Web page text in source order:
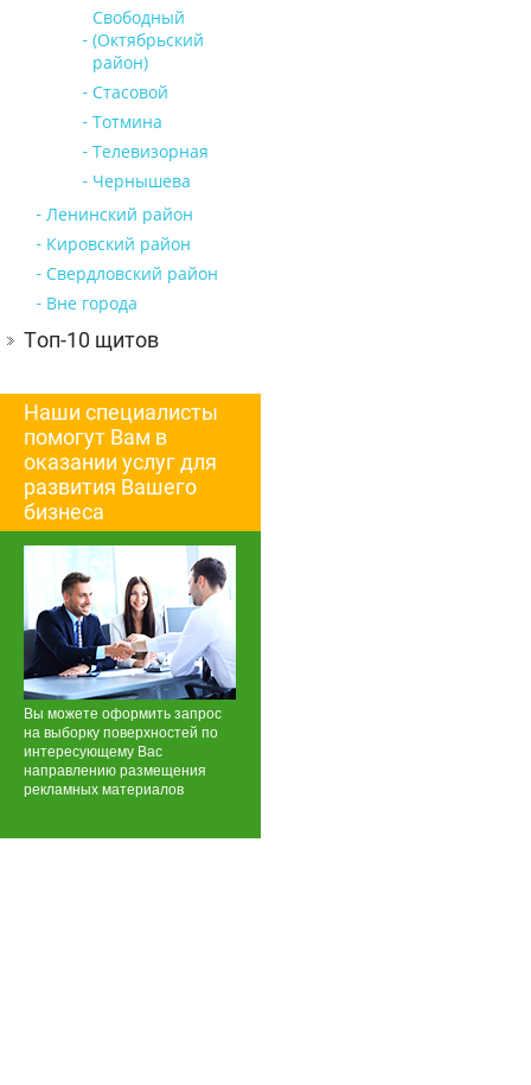
Свободный
(Октябрьский
район)
Стасовой
Тотмина
Телевизорная
Чернышева
Ленинский район
Кировский район
Свердловский район
Вне города
Топ-10 щитов
Наши специалисты
помогут Вам в
оказании услуг для
развития Вашего
бизнеса
Вы можете оформить запрос
на выборку поверхностей по
интересующему Вас
направлению размещения
рекламных материалов